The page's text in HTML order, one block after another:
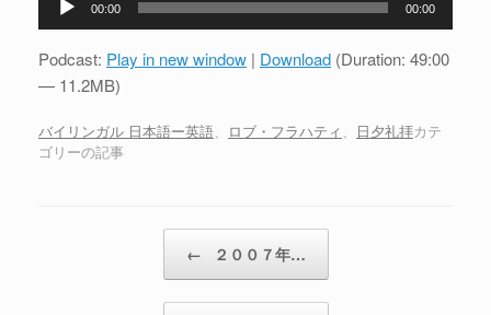
プ
ヤ
ー
00:00 00:00
Podcast: Play in new window | Download (Duration: 49:00
— 11.2MB)
バイリンガル 日本語ー英語、 ロブ・フラハティ、 日夕礼拝カテ
ゴリーの記事
← ２００７年…